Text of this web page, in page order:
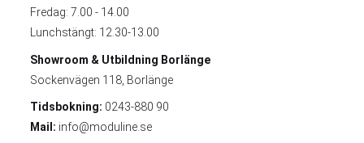
Fredag: 7.00 - 14.00
Lunchstängt: 12.30-13.00
Showroom & Utbildning Borlänge
Sockenvägen 118, Borlänge
Tidsbokning: 0243-880 90
Mail: info@moduline.se